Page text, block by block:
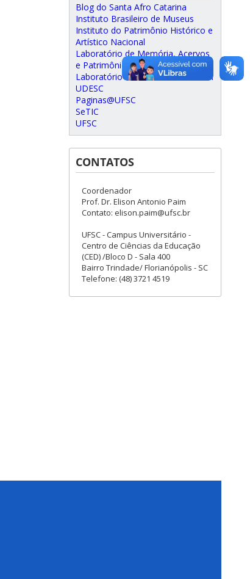
Blog do Santa Afro Catarina
Instituto Brasileiro de Museus
Instituto do Patrimônio Histórico e
Artístico Nacional
Laboratório de Memória, Acervos
e Patrimônio
Laboratório de Patrimônio Cultural
UDESC
Paginas@UFSC
SeTIC
UFSC
CONTATOS
Coordenador
Prof. Dr. Elison Antonio Paim
Contato: elison.paim@ufsc.br
UFSC - Campus Universitário -
Centro de Ciências da Educação
(CED) /Bloco D - Sala 400
Bairro Trindade/ Florianópolis - SC
Telefone: (48) 3721 4519